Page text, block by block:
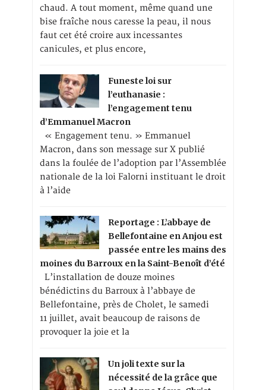
chaud. A tout moment, même quand une
bise fraîche nous caresse la peau, il nous
faut cet été croire aux incessantes
canicules, et plus encore,
Funeste loi sur
l’euthanasie :
l’engagement tenu
d’Emmanuel Macron
« Engagement tenu. » Emmanuel
Macron, dans son message sur X publié
dans la foulée de l’adoption par l’Assemblée
nationale de la loi Falorni instituant le droit
à l’aide
Reportage : L’abbaye de
Bellefontaine en Anjou est
passée entre les mains des
moines du Barroux en la Saint-Benoît d’été
L’installation de douze moines
bénédictins du Barroux à l’abbaye de
Bellefontaine, près de Cholet, le samedi
11 juillet, avait beaucoup de raisons de
provoquer la joie et la
Un joli texte sur la
nécessité de la grâce que